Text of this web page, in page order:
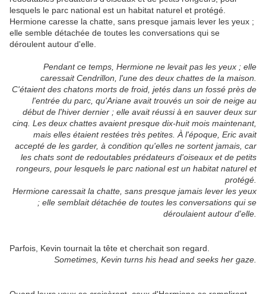
lesquels le parc national est un habitat naturel et protégé.
Hermione caresse la chatte, sans presque jamais lever les yeux ;
elle semble détachée de toutes les conversations qui se
déroulent autour d'elle.
Pendant ce temps, Hermione ne levait pas les yeux ; elle
caressait Cendrillon, l'une des deux chattes de la maison.
C'étaient des chatons morts de froid, jetés dans un fossé près de
l'entrée du parc, qu'Ariane avait trouvés un soir de neige au
début de l'hiver dernier ; elle avait réussi à en sauver deux sur
cinq. Les deux chattes avaient presque dix-huit mois maintenant,
mais elles étaient restées très petites. À l'époque, Eric avait
accepté de les garder, à condition qu'elles ne sortent jamais, car
les chats sont de redoutables prédateurs d'oiseaux et de petits
rongeurs, pour lesquels le parc national est un habitat naturel et
protégé.
Hermione caressait la chatte, sans presque jamais lever les yeux
; elle semblait détachée de toutes les conversations qui se
déroulaient autour d'elle.
Parfois, Kevin tournait la tête et cherchait son regard.
Sometimes, Kevin turns his head and seeks her gaze.